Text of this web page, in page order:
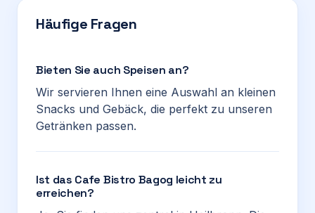
Häufige Fragen
Bieten Sie auch Speisen an?
Wir servieren Ihnen eine Auswahl an kleinen
Snacks und Gebäck, die perfekt zu unseren
Getränken passen.
Ist das Cafe Bistro Bagog leicht zu
erreichen?